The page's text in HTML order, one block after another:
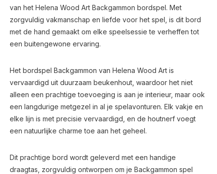
van het Helena Wood Art Backgammon bordspel. Met
zorgvuldig vakmanschap en liefde voor het spel, is dit bord
met de hand gemaakt om elke speelsessie te verheffen tot
een buitengewone ervaring.
Het bordspel Backgammon van Helena Wood Art is
vervaardigd uit duurzaam beukenhout, waardoor het niet
alleen een prachtige toevoeging is aan je interieur, maar ook
een langdurige metgezel in al je spelavonturen. Elk vakje en
elke lijn is met precisie vervaardigd, en de houtnerf voegt
een natuurlijke charme toe aan het geheel.
Dit prachtige bord wordt geleverd met een handige
draagtas, zorgvuldig ontworpen om je Backgammon spel